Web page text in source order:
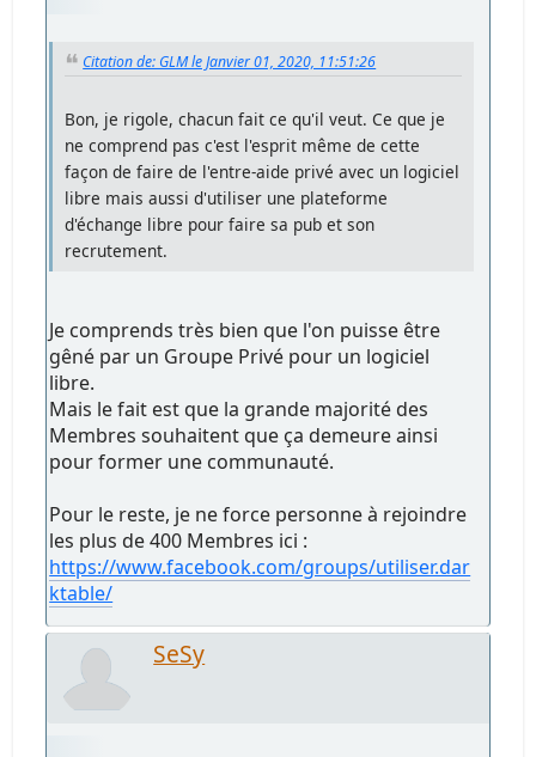
Citation de: GLM le Janvier 01, 2020, 11:51:26
Bon, je rigole, chacun fait ce qu'il veut. Ce que je
ne comprend pas c'est l'esprit même de cette
façon de faire de l'entre-aide privé avec un logiciel
libre mais aussi d'utiliser une plateforme
d'échange libre pour faire sa pub et son
recrutement.
Je comprends très bien que l'on puisse être
gêné par un Groupe Privé pour un logiciel
libre.
Mais le fait est que la grande majorité des
Membres souhaitent que ça demeure ainsi
pour former une communauté.
Pour le reste, je ne force personne à rejoindre
les plus de 400 Membres ici :
https://www.facebook.com/groups/utiliser.dar
ktable/
SeSy